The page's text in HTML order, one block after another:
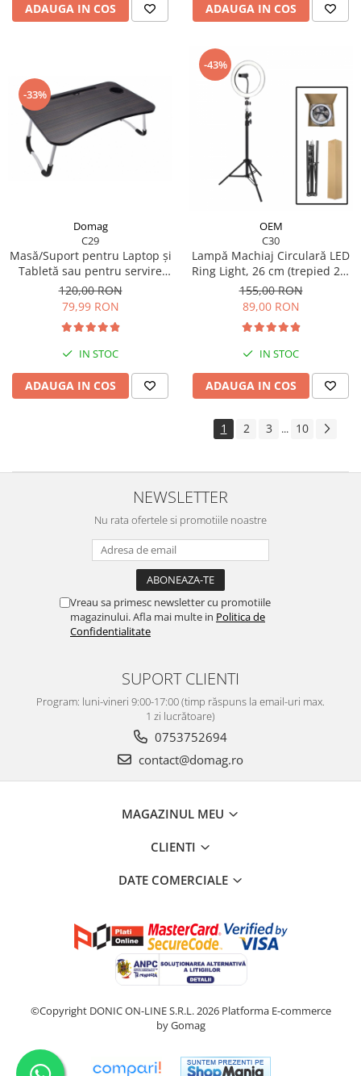
ADAUGA IN COS ADAUGA IN COS
-33%
Domag
C29
Masă/Suport pentru Laptop și
Tabletă sau pentru servire
mic dejun, cu Blat MDF,
picioare din metal 60x40x26
120,00 RON
79,99 RON
IN STOC
ADAUGA IN COS
-43%
OEM
C30
Lampă Machiaj Circulară LED
Ring Light, 26 cm (trepied 2m
inclus)
155,00 RON
89,00 RON
IN STOC
ADAUGA IN COS
1 2 3 ... 10
NEWSLETTER
Nu rata ofertele si promotiile noastre
Vreau sa primesc newsletter cu promotiile
magazinului. Afla mai multe in Politica de
Confidentialitate
SUPORT CLIENTI
Program: luni-vineri 9:00-17:00 (timp răspuns la email-uri max.
1 zi lucrătoare)
0753752694
contact@domag.ro
MAGAZINUL MEU
CLIENTI
DATE COMERCIALE
©Copyright DONIC ON-LINE S.R.L. 2026 Platforma E-commerce
by Gomag